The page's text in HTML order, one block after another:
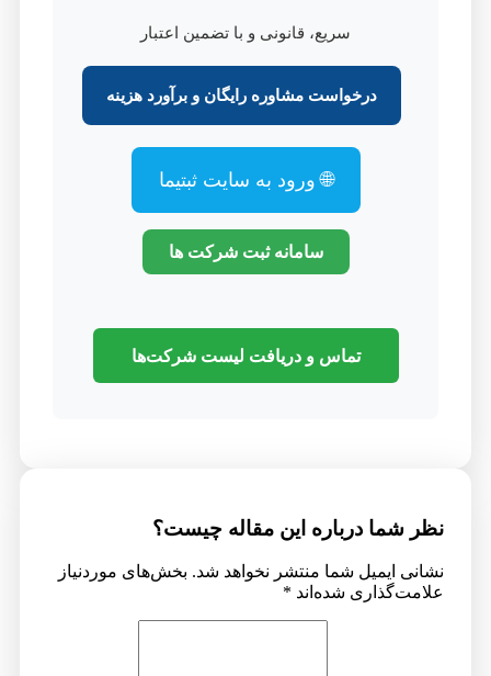
سریع، قانونی و با تضمین اعتبار
درخواست مشاوره رایگان و برآورد هزینه
🌐 ورود به سایت ثبتیما
سامانه ثبت شرکت ها
تماس و دریافت لیست شرکت‌ها
نظر شما درباره این مقاله چیست؟
نشانی ایمیل شما منتشر نخواهد شد. بخش‌های موردنیاز
علامت‌گذاری شده‌اند *